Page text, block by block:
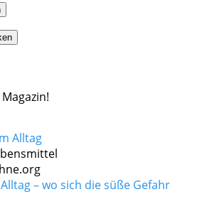
– wo sich die süße Gefahr